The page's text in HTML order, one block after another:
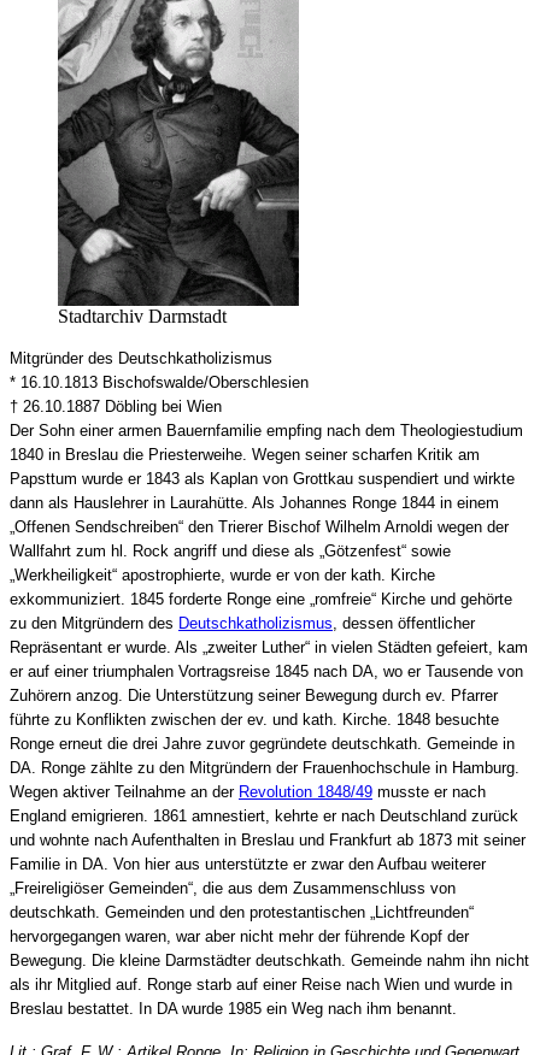
Stadtarchiv Darmstadt
Mitgründer des Deutschkatholizismus
* 16.10.1813 Bischofswalde/Oberschlesien
† 26.10.1887 Döbling bei Wien
Der Sohn einer armen Bauernfamilie empfing nach dem Theologiestudium
1840 in Breslau die Priesterweihe. Wegen seiner scharfen Kritik am
Papsttum wurde er 1843 als Kaplan von Grottkau suspendiert und wirkte
dann als Hauslehrer in Laurahütte. Als Johannes Ronge 1844 in einem
„Offenen Sendschreiben“ den Trierer Bischof Wilhelm Arnoldi wegen der
Wallfahrt zum hl. Rock angriff und diese als „Götzenfest“ sowie
„Werkheiligkeit“ apostrophierte, wurde er von der kath. Kirche
exkommuniziert. 1845 forderte Ronge eine „romfreie“ Kirche und gehörte
zu den Mitgründern des Deutschkatholizismus , dessen öffentlicher
Repräsentant er wurde. Als „zweiter Luther“ in vielen Städten gefeiert, kam
er auf einer triumphalen Vortragsreise 1845 nach DA, wo er Tausende von
Zuhörern anzog. Die Unterstützung seiner Bewegung durch ev. Pfarrer
führte zu Konflikten zwischen der ev. und kath. Kirche. 1848 besuchte
Ronge erneut die drei Jahre zuvor gegründete deutschkath. Gemeinde in
DA. Ronge zählte zu den Mitgründern der Frauenhochschule in Hamburg.
Wegen aktiver Teilnahme an der Revolution 1848/49 musste er nach
England emigrieren. 1861 amnestiert, kehrte er nach Deutschland zurück
und wohnte nach Aufenthalten in Breslau und Frankfurt ab 1873 mit seiner
Familie in DA. Von hier aus unterstützte er zwar den Aufbau weiterer
„Freireligiöser Gemeinden“, die aus dem Zusammenschluss von
deutschkath. Gemeinden und den protestantischen „Lichtfreunden“
hervorgegangen waren, war aber nicht mehr der führende Kopf der
Bewegung. Die kleine Darmstädter deutschkath. Gemeinde nahm ihn nicht
als ihr Mitglied auf. Ronge starb auf einer Reise nach Wien und wurde in
Breslau bestattet. In DA wurde 1985 ein Weg nach ihm benannt.